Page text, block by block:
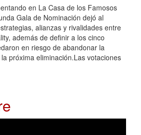
en La Casa de los Famosos
Gala de Nominación dejó al
alianzas y rivalidades entre
además de definir a los cinco
en riesgo de abandonar la
próxima eliminación.Las votaciones